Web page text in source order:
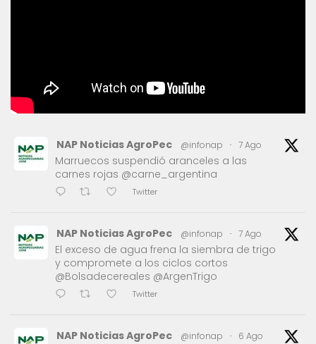
NAP Noticias AgroPec @infonap · 7 Ago
Marruecos suspendió aranceles a las
carnes rojas @carne_argentina
Twitter
NAP Noticias AgroPec @infonap · 7 Ago
El exceso de agua frena la siembra de trigo
y compromete a los ciclos cortos
@Bolsadecereales @ArgenTrigo
Twitter
NAP Noticias AgroPec @infonap · 6 Ago